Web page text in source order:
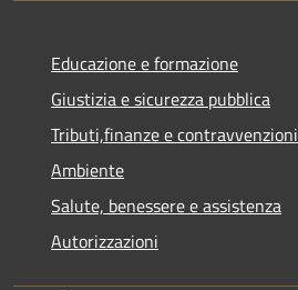
Educazione e formazione
Giustizia e sicurezza pubblica
Tributi,finanze e contravvenzioni
Ambiente
Salute, benessere e assistenza
Autorizzazioni